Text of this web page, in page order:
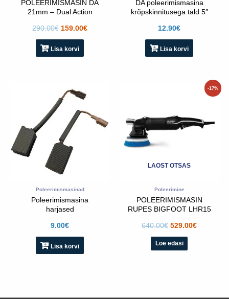
POLEERIMISMASIN DA
21mm – Dual Action
290.00€ 159.00€
Lisa korvi
DA poleerimismasina
krõpskinnitusega tald 5″
12.90€
Lisa korvi
Poleerimismasinad
Poleerimismasina
harjased
9.00€
Lisa korvi
-17%
LAOST OTSAS
Poleerimine
POLEERIMISMASIN
RUPES BIGFOOT LHR15
640.00€
640.00€.
529.00€
Praegune
hind
Loe edasi